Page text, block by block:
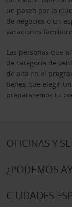
un paseo por la
de negocios o un
vacaciones
Las personas que
de categoría de
de alta en el
tienes que elegir
prepararemos tu
OFICINAS Y
¿PODEMOS
CIUDADES